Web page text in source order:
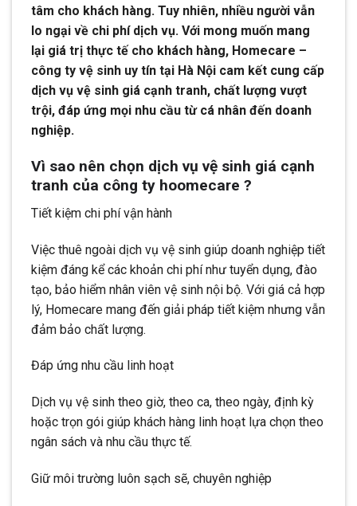
tâm cho khách hàng. Tuy nhiên, nhiều người vẫn
lo ngại về chi phí dịch vụ. Với mong muốn mang
lại giá trị thực tế cho khách hàng, Homecare –
công ty vệ sinh uy tín tại Hà Nội cam kết cung cấp
dịch vụ vệ sinh giá cạnh tranh, chất lượng vượt
trội, đáp ứng mọi nhu cầu từ cá nhân đến doanh
nghiệp.
Vì sao nên chọn dịch vụ vệ sinh giá cạnh
tranh của công ty hoomecare ?
Tiết kiệm chi phí vận hành
Việc thuê ngoài dịch vụ vệ sinh giúp doanh nghiệp tiết
kiệm đáng kể các khoản chi phí như tuyển dụng, đào
tạo, bảo hiểm nhân viên vệ sinh nội bộ. Với giá cả hợp
lý, Homecare mang đến giải pháp tiết kiệm nhưng vẫn
đảm bảo chất lượng.
Đáp ứng nhu cầu linh hoạt
Dịch vụ vệ sinh theo giờ, theo ca, theo ngày, định kỳ
hoặc trọn gói giúp khách hàng linh hoạt lựa chọn theo
ngân sách và nhu cầu thực tế.
Giữ môi trường luôn sạch sẽ, chuyên nghiệp